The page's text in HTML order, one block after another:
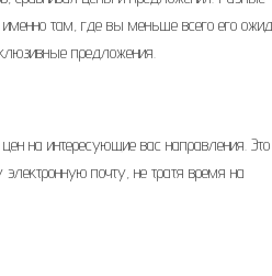
там, где вы меньше всего его
предложения.
на интересующие вас направления. Это
почту, не тратя время на